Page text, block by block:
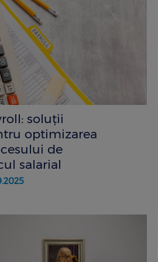
soluții
optimizarea
de
salarial